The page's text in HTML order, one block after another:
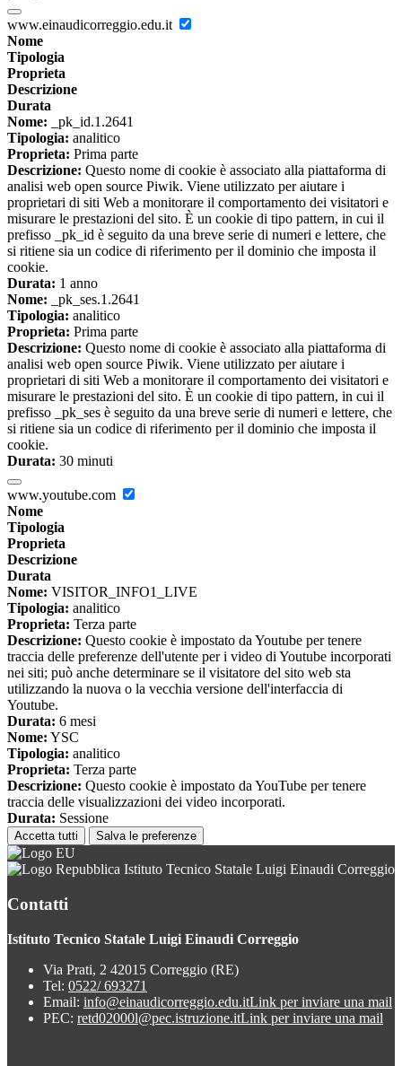
www.einaudicorreggio.edu.it
Nome
Tipologia
Proprieta
Descrizione
Durata
Nome: _pk_id.1.2641
Tipologia: analitico
Proprieta: Prima parte
Descrizione: Questo nome di cookie è associato alla piattaforma di
analisi web open source Piwik. Viene utilizzato per aiutare i
proprietari di siti Web a monitorare il comportamento dei visitatori e
misurare le prestazioni del sito. È un cookie di tipo pattern, in cui il
prefisso _pk_id è seguito da una breve serie di numeri e lettere, che
si ritiene sia un codice di riferimento per il dominio che imposta il
cookie.
Durata: 1 anno
Nome: _pk_ses.1.2641
Tipologia: analitico
Proprieta: Prima parte
Descrizione: Questo nome di cookie è associato alla piattaforma di
analisi web open source Piwik. Viene utilizzato per aiutare i
proprietari di siti Web a monitorare il comportamento dei visitatori e
misurare le prestazioni del sito. È un cookie di tipo pattern, in cui il
prefisso _pk_ses è seguito da una breve serie di numeri e lettere, che
si ritiene sia un codice di riferimento per il dominio che imposta il
cookie.
Durata: 30 minuti
www.youtube.com
Nome
Tipologia
Proprieta
Descrizione
Durata
Nome: VISITOR_INFO1_LIVE
Tipologia: analitico
Proprieta: Terza parte
Descrizione: Questo cookie è impostato da Youtube per tenere
traccia delle preferenze dell'utente per i video di Youtube incorporati
nei siti; può anche determinare se il visitatore del sito web sta
utilizzando la nuova o la vecchia versione dell'interfaccia di
Youtube.
Durata: 6 mesi
Nome: YSC
Tipologia: analitico
Proprieta: Terza parte
Descrizione: Questo cookie è impostato da YouTube per tenere
traccia delle visualizzazioni dei video incorporati.
Durata: Sessione
Accetta tutti Salva le preferenze
Istituto Tecnico Statale Luigi Einaudi Correggio
Contatti
Istituto Tecnico Statale Luigi Einaudi Correggio
Via Prati, 2 42015 Correggio (RE)
Tel: 0522/ 693271
Email: info@einaudicorreggio.edu.itLink per inviare una mail
PEC: retd02000l@pec.istruzione.itLink per inviare una mail